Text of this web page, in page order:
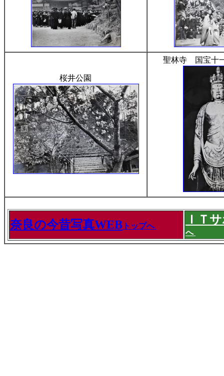
桜井公園
聖林寺 国宝十
奈良の今昔写真WEB トップへ ＩＴ
へ